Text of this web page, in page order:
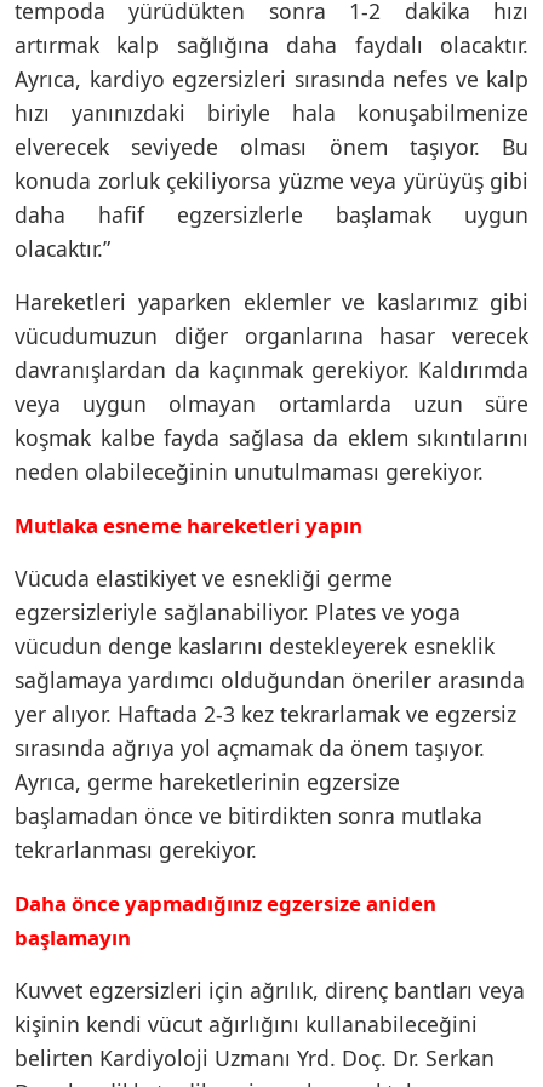
tempoda yürüdükten sonra 1-2 dakika hızı
artırmak kalp sağlığına daha faydalı olacaktır.
Ayrıca, kardiyo egzersizleri sırasında nefes ve kalp
hızı yanınızdaki biriyle hala konuşabilmenize
elverecek seviyede olması önem taşıyor. Bu
konuda zorluk çekiliyorsa yüzme veya yürüyüş gibi
daha hafif egzersizlerle başlamak uygun
olacaktır.”
Hareketleri yaparken eklemler ve kaslarımız gibi
vücudumuzun diğer organlarına hasar verecek
davranışlardan da kaçınmak gerekiyor. Kaldırımda
veya uygun olmayan ortamlarda uzun süre
koşmak kalbe fayda sağlasa da eklem sıkıntılarını
neden olabileceğinin unutulmaması gerekiyor.
Mutlaka esneme hareketleri yapın
Vücuda elastikiyet ve esnekliği germe
egzersizleriyle sağlanabiliyor. Plates ve yoga
vücudun denge kaslarını destekleyerek esneklik
sağlamaya yardımcı olduğundan öneriler arasında
yer alıyor. Haftada 2-3 kez tekrarlamak ve egzersiz
sırasında ağrıya yol açmamak da önem taşıyor.
Ayrıca, germe hareketlerinin egzersize
başlamadan önce ve bitirdikten sonra mutlaka
tekrarlanması gerekiyor.
Daha önce yapmadığınız egzersize aniden
başlamayın
Kuvvet egzersizleri için ağrılık, direnç bantları veya
kişinin kendi vücut ağırlığını kullanabileceğini
belirten Kardiyoloji Uzmanı Yrd. Doç. Dr. Serkan